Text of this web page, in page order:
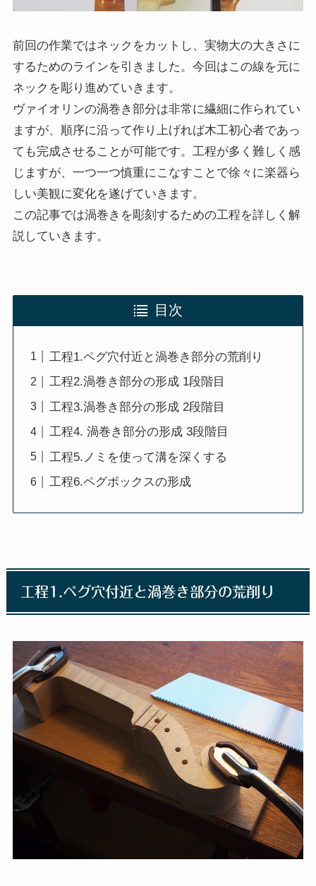
前回の作業ではネックをカットし、実物大の大きさに
するためのラインを引きました。今回はこの線を元に
ネックを彫り進めていきます。
ヴァイオリンの渦巻き部分は非常に繊細に作られてい
ますが、順序に沿って作り上げれば木工初心者であっ
ても完成させることが可能です。工程が多く難しく感
じますが、一つ一つ慎重にこなすことで徐々に楽器ら
しい美観に変化を遂げていきます。
この記事では渦巻きを彫刻するための工程を詳しく解
説していきます。
目次
工程1.ペグ穴付近と渦巻き部分の荒削り
工程2.渦巻き部分の形成 1段階目
工程3.渦巻き部分の形成 2段階目
工程4. 渦巻き部分の形成 3段階目
工程5.ノミを使って溝を深くする
工程6.ペグボックスの形成
工程1.ペグ穴付近と渦巻き部分の荒削り